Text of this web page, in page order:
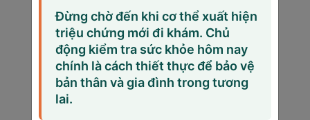
còn bất kỳ thắc mắc nào về thai kỳ hoặc muốn
được tư vấn chuyên sâu, hãy đến với Phòng khám
Đa khoa Công nghệ cao Sài Gòn Medic. Với đội
ngũ bác sĩ giàu kinh nghiệm, trang thiết bị hiện đại
và dịch vụ chăm sóc tận tâm, Sài Gòn Medic sẽ
đồng hành cùng mẹ bầu trên hành trình chào đón
Đừng chờ đến khi cơ thể xuất hiện
triệu chứng mới đi khám. Chủ
động kiểm tra sức khỏe hôm nay
chính là cách thiết thực để bảo vệ
bản thân và gia đình trong tương
lai.